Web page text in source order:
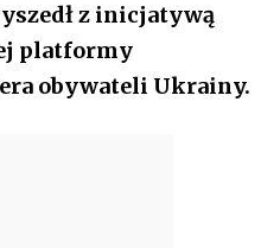
z inicjatywą
platformy
obywateli Ukrainy.